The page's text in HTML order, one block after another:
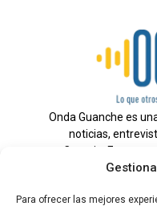
Para ofrecer las mejores
Onda Guanche es
noticias,
Canaria. Estamos
información veraz y